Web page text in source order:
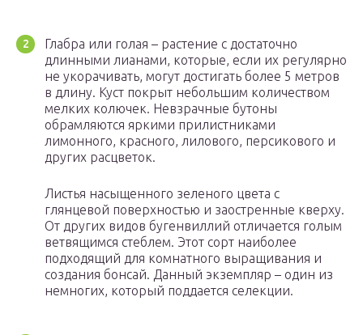
Глабра или голая – растение с достаточно
длинными лианами, которые, если их регулярно
не укорачивать, могут достигать более 5 метров
в длину. Куст покрыт небольшим количеством
мелких колючек. Невзрачные бутоны
обрамляются яркими прилистниками
лимонного, красного, лилового, персикового и
других расцветок.
Листья насыщенного зеленого цвета с
глянцевой поверхностью и заостренные кверху.
От других видов бугенвиллий отличается голым
ветвящимся стеблем. Этот сорт наиболее
подходящий для комнатного выращивания и
создания бонсай. Данный экземпляр – один из
немногих, который поддается селекции.